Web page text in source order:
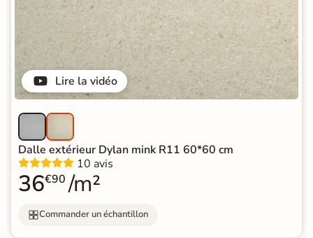
Lire la vidéo
Dalle extérieur Dylan mink R11 60*60 cm
10 avis
36€90 /m²
Commander un échantillon